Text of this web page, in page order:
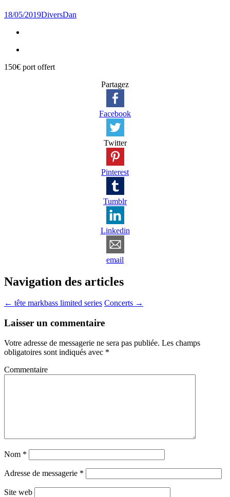
18/05/2019DiversDan
150€ port offert
Partagez
Facebook
Twitter
Pinterest
Tumblr
Linkedin
email
Navigation des articles
← tête markbass limited series Concerts →
Laisser un commentaire
Votre adresse de messagerie ne sera pas publiée. Les champs
obligatoires sont indiqués avec *
Commentaire
Nom *
Adresse de messagerie *
Site web